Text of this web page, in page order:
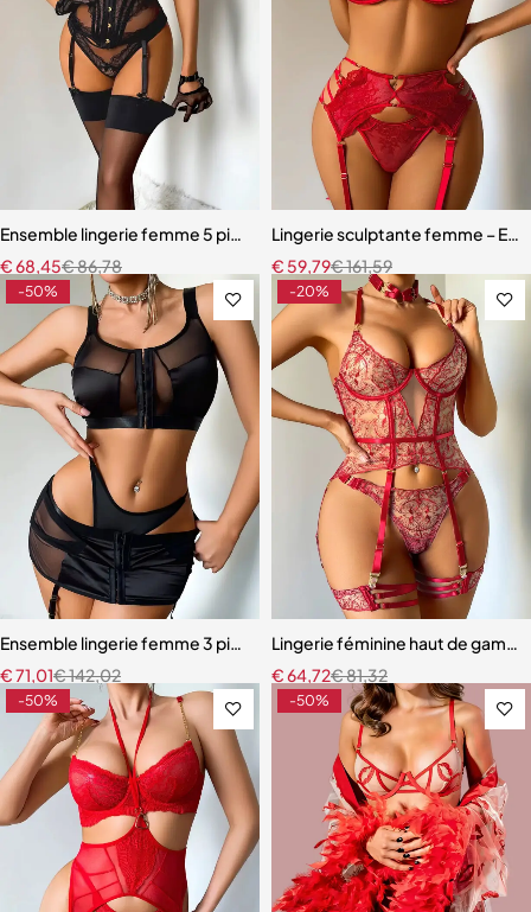
Ensemble lingerie femme 5 pièces – Dentelle brodée avec cache-
€86,78
€68,45
Lingerie sculptante femme –
€161,59
€ 59,79
-50%
Ensemble lingerie femme 3 pièces – Satin noir avec corset à lacets
€142,02
€71,01
-20%
Lingerie féminine haut de
€81,32
€64,72
-50% -50%